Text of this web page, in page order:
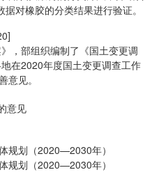
对橡胶的分类结果进行验证。
，部组织编制了《国土变更调
在2020年度国土变更调查工作
意见。
规划（2020—2030年）
规划（2020—2030年）